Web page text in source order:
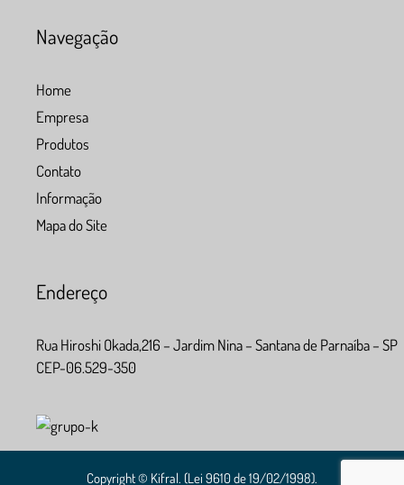
Navegação
Home
Empresa
Produtos
Contato
Informação
Mapa do Site
Endereço
Rua Hiroshi Okada,216 – Jardim Nina – Santana de Parnaíba – SP
CEP-06.529-350
Copyright © Kifral. (Lei 9610 de 19/02/1998).